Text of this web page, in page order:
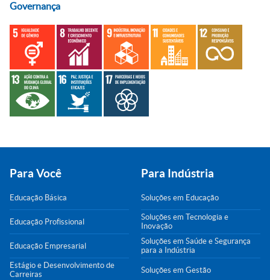
Governança
Para Você
Educação Básica
Educação Profissional
Educação Empresarial
Estágio e Desenvolvimento de
Carreiras
Para Indústria
Soluções em Educação
Soluções em Tecnologia e
Inovação
Soluções em Saúde e Segurança
para a Indústria
Soluções em Gestão